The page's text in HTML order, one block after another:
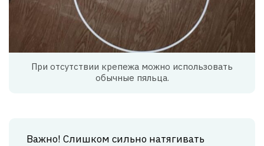
При отсутствии крепежа можно использовать
обычные пяльца.
Важно! Слишком сильно натягивать